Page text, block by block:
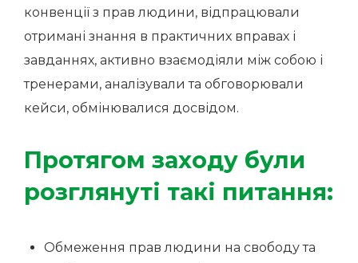
конвенції з прав людини, відпрацювали
отримані знання в практичних вправах і
завданнях, активно взаємодіяли між собою і
тренерами, аналізували та обговорювали
кейси, обмінювалися досвідом.
Протягом заходу були
розглянуті такі питання:
Обмеження прав людини на свободу та